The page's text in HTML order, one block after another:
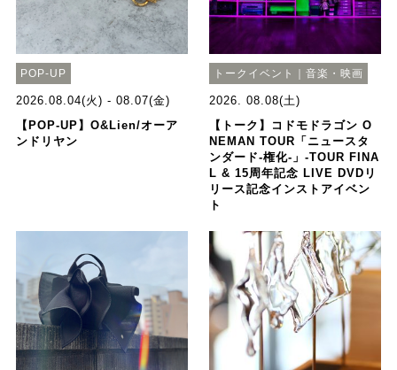
POP-UP
2026.08.04(火) - 08.07(金)
【POP-UP】O&Lien/オーア
ンドリヤン
トークイベント｜音楽・映画
2026. 08.08(土)
【トーク】コドモドラゴン O
NEMAN TOUR「ニュースタ
ンダード-権化-」-TOUR FINA
L & 15周年記念 LIVE DVDリ
リース記念インストアイベン
ト